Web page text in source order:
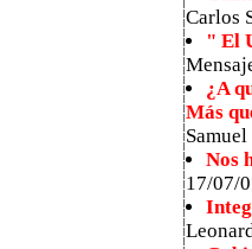
Carlos
" El
¿A
Más
Nos
17/07/